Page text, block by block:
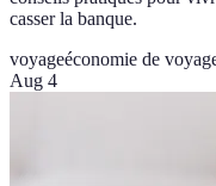
casser la banque.
voyageéconomie de
Aug 4